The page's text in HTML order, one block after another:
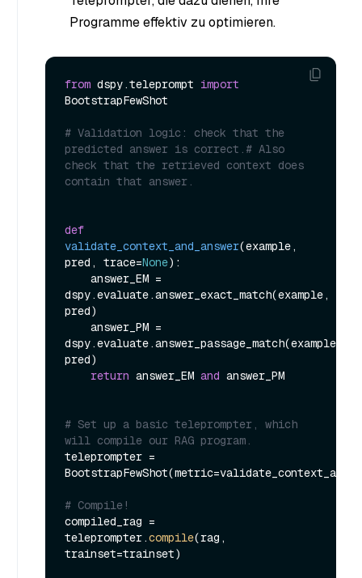
Programme effektiv zu optimieren.
from dspy.teleprompt import
BootstrapFewShot
# Validation logic: check that the
predicted answer is correct.# Also
check that the retrieved context does
contain that answer.
def
validate_context_and_answer(example,
pred, trace=None):
dspy.evaluate.answer_exact_match(example,
pred)
dspy.evaluate.answer_passage_match(example,
pred)
return answer_EM and answer_PM
# Set up a basic teleprompter, which
will compile our RAG program.
teleprompter =
# Compile!
compiled_rag =
teleprompter.compile(rag,
trainset=trainset)